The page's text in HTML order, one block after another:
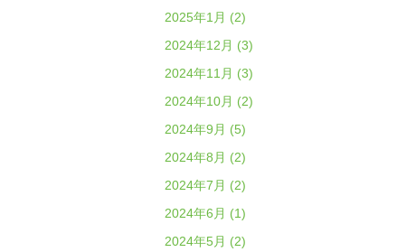
2025年1月 (2)
2024年12月 (3)
2024年11月 (3)
2024年10月 (2)
2024年9月 (5)
2024年8月 (2)
2024年7月 (2)
2024年6月 (1)
2024年5月 (2)